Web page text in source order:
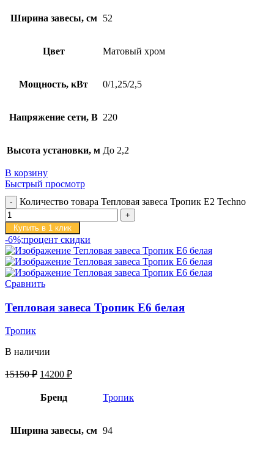
Ширина завесы, см 52
Цвет Матовый хром
Мощность, кВт 0/1,25/2,5
Напряжение сети, В 220
Высота установки, м До 2,2
В корзину
Быстрый просмотр
Количество товара Тепловая завеса Тропик E2 Techno
Купить в 1 клик
-6%;процент скидки
Сравнить
Тепловая завеса Тропик E6 белая
Тропик
В наличии
15150₽ 14200 ₽
Бренд Тропик
Ширина завесы, см 94